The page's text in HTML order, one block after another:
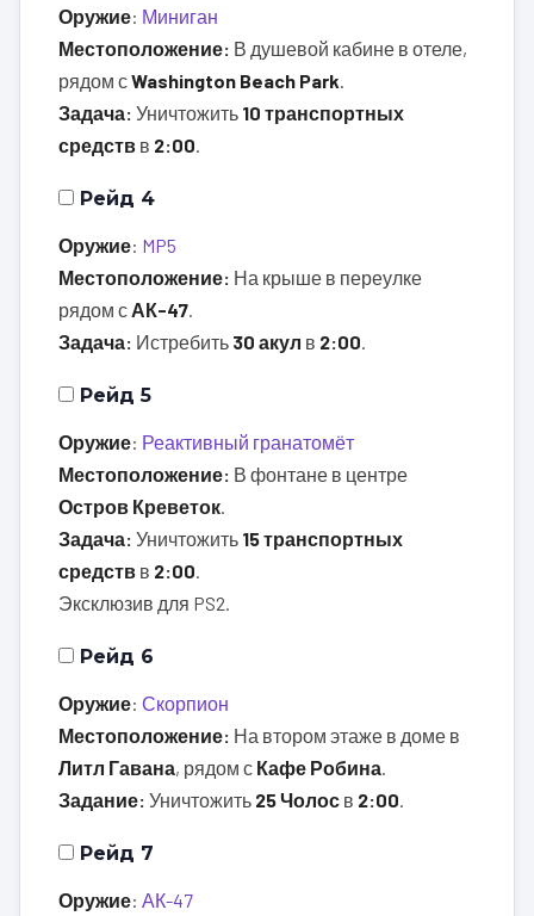
Оружие: Миниган
Местоположение: В душевой кабине в отеле,
рядом сWashington Beach Park
Задача: Уничтожить 10 транспортных
средств в 2:00
Рейд 4
Оружие: MP5
Местоположение: На крыше в переулке
рядом с АК-47
Задача: Истребить 30 акул в 2:00
Рейд 5
Оружие: Реактивный гранатомёт
Местоположение: В фонтане в центре
Остров Креветок
Задача: Уничтожить 15 транспортных
средств в 2:00
Эксклюзив для PS2.
Рейд 6
Оружие: Скорпион
Местоположение: На втором этаже в доме в
Литл Гавана, рядом с Кафе Робина
Задание: Уничтожить 25 Чолос в 2:00
Рейд 7
Оружие: АК-47